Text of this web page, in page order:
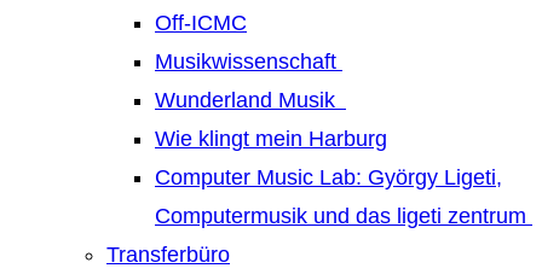
Off-ICMC
Musikwissenschaft
Wunderland Musik
Wie klingt mein Harburg
Computer Music Lab: György Ligeti,
Computermusik und das ligeti zentrum
Transferbüro